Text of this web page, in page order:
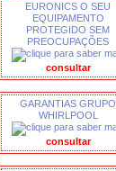
EURONICS O SEU
EQUIPAMENTO
PROTEGIDO SEM
PREOCUPAÇÕES
consultar
GARANTIAS GRUPO
WHIRLPOOL
consultar